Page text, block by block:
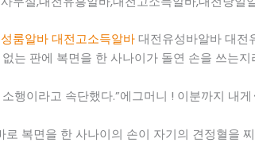
룸알바대전고소득알바대전유성바알바 대전
는 판에 복면을 한 사나이가 돌연 손을 쓰는지
행이라고 속단했다.”에그머니 ! 이분까지
로 복면을 한 사나이의 손이 자기의 견정혈을